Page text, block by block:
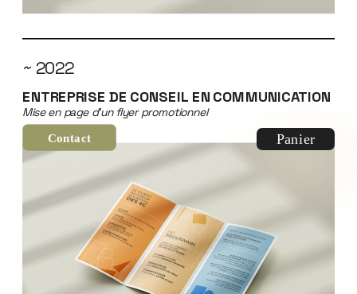
~ 2022
ENTREPRISE DE CONSEIL EN COMMUNICATION
Mise en page d'un flyer promotionnel
Contact Panier